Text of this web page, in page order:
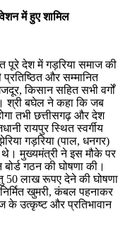
में हुए शामिल
पूरे देश में गड़रिया समाज की
और सम्मानित
किसान सहित सभी वर्गों
श्री बघेल ने कहा कि जब
तभी छत्तीसगढ़ और देश
रायपुर स्थित स्वर्गीय
गड़रिया (पाल, धनगर)
थे। मुख्यमंत्री ने इस मौके पर
गठन की घोषणा की।
50 लाख रूपए देने की घोषणा
खुमरी, कंबल पहनाकर
के उत्कृष्ट और प्रतिभावान